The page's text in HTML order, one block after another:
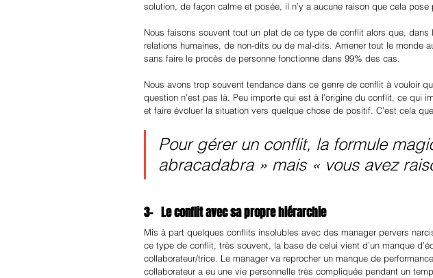
solution, de façon calme et posée, il n’y a aucune raison que cela pose
Nous faisons souvent tout un plat de ce type de conflit alors que,
relations humaines, de non-dits ou de mal-dits. Amener tout le monde
sans faire le procès de personne fonctionne dans 99% des cas.
Nous avons trop souvent tendance dans ce genre de conflit à vouloir
question n’est pas là. Peu importe qui est à l’origine du conflit, ce qui
et faire évoluer la situation vers quelque chose de positif. C’est cela
Pour gérer un conflit, la formule
abracadabra » mais « vous avez
3-   Le conflit avec sa propre hiérarchie
Mis à part quelques conflits insolubles avec des manager pervers
ce type de conflit, très souvent, la base de celui vient d’un manque
collaborateur/trice. Le manager va reprocher un manque de
collaborateur a eu une vie personnelle très compliquée pendant un